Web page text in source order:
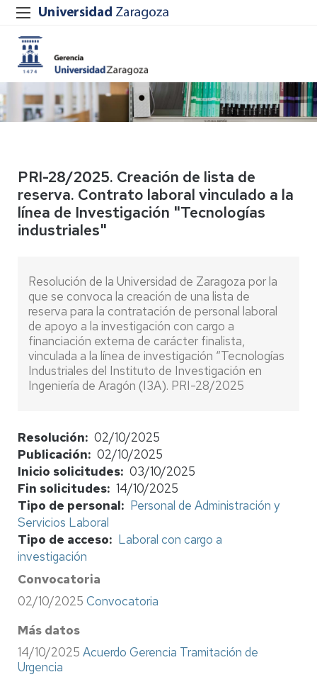
PRI-28/2025. Creación de lista de
reserva. Contrato laboral vinculado a la
línea de Investigación "Tecnologías
industriales"
Resolución de la Universidad de Zaragoza por la
que se convoca la creación de una lista de
reserva para la contratación de personal laboral
de apoyo a la investigación con cargo a
financiación externa de carácter finalista,
vinculada a la línea de investigación “Tecnologías
Industriales del Instituto de Investigación en
Ingeniería de Aragón (I3A). PRI-28/2025
Resolución
02/10/2025
Publicación
02/10/2025
Inicio solicitudes 03/10/2025
Fin solicitudes 14/10/2025
Tipo de personal
Personal de Administración y
Servicios Laboral
Tipo de acceso
Laboral con cargo a
investigación
Convocatoria
02/10/2025 Convocatoria
Más datos
14/10/2025 Acuerdo Gerencia Tramitación de
Urgencia